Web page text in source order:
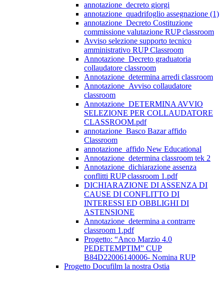
annotazione_decreto giorgi
annotazione_quadrifoglio assegnazione (1)
annotazione_Decreto Costituzione
commissione valutazione RUP classroom
Avviso selezione supporto tecnico
amministrativo RUP Classroom
Annotazione_Decreto graduatoria
collaudatore classroom
Annotazione_determina arredi classroom
Annotazione_Avviso collaudatore
classroom
Annotazione_DETERMINA AVVIO
SELEZIONE PER COLLAUDATORE
CLASSROOM.pdf
annotazione_Basco Bazar affido
Classroom
annotazione_affido New Educational
Annotazione_determina classroom tek 2
Annotazione_dichiarazione assenza
conflitti RUP classroom 1.pdf
DICHIARAZIONE DI ASSENZA DI
CAUSE DI CONFLITTO DI
INTERESSI ED OBBLIGHI DI
ASTENSIONE
Annotazione_determina a contrarre
classroom 1.pdf
Progetto: “Anco Marzio 4.0
PEDETEMPTIM” CUP
B84D22006140006- Nomina RUP
Progetto Docufilm la nostra Ostia